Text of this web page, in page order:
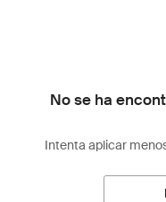
No se ha
Intenta aplicar